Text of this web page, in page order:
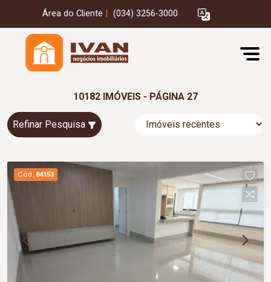
Área do Cliente (034) 3256-3000
10182 IMÓVEIS - PÁGINA 27
Refinar Pesquisa
Cód. 84153